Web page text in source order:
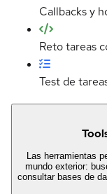
Callbacks y
Reto tareas
Test de
Las herramientas
mundo exterior:
consultar bases de